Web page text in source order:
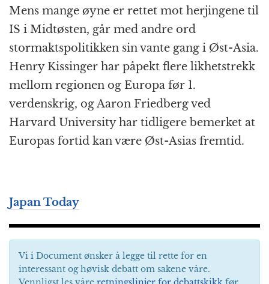
Mens mange øyne er rettet mot herjingene til
IS i Midtøsten, går med andre ord
stormaktspolitikken sin vante gang i Øst-Asia.
Henry Kissinger har påpekt flere likhetstrekk
mellom regionen og Europa før 1.
verdenskrig, og Aaron Friedberg ved
Harvard University har tidligere bemerket at
Europas fortid kan være Øst-Asias fremtid.
Japan Today
Vi i Document ønsker å legge til rette for en
interessant og høvisk debatt om sakene våre.